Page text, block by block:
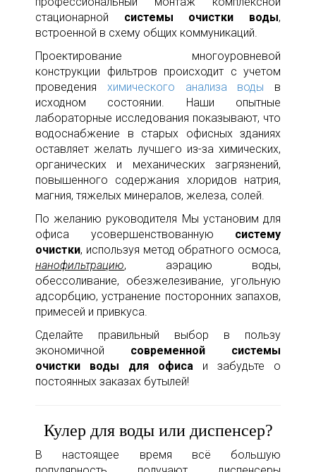
стационарной системы очистки воды,
встроенной в схему общих коммуникаций.
Проектирование многоуровневой
конструкции фильтров происходит с учетом
проведения химического анализа воды в
исходном состоянии. Наши опытные
лабораторные исследования показывают, что
водоснабжение в старых офисных зданиях
оставляет желать лучшего из-за химических,
органических и механических загрязнений,
повышенного содержания хлоридов натрия,
магния, тяжелых минералов, железа, солей.
По желанию руководителя Мы установим для
офиса усовершенствованную систему
очистки, используя метод обратного осмоса,
нанофильтрацию, аэрацию воды,
обессоливание, обезжелезивание, угольную
адсорбцию, устранение посторонних запахов,
примесей и привкуса.
Сделайте правильный выбор в пользу
экономичной современной системы
очистки воды
для офиса и забудьте о
постоянных заказах бутылей!
Кулер для воды или диспенсер?
В настоящее время всё большую